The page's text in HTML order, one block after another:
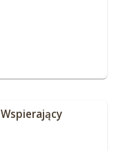
Wspierający